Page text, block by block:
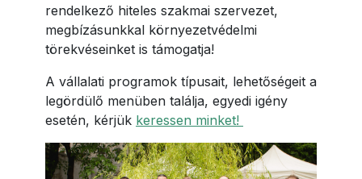
rendelkező hiteles szakmai szervezet,
megbízásunkkal környezetvédelmi
törekvéseinket is támogatja!
A vállalati programok típusait, lehetőségeit a
legördülő menüben találja, egyedi igény
esetén, kérjük keressen minket!